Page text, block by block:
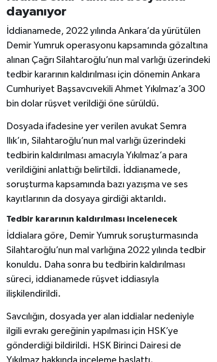
dayanıyor
İddianamede, 2022 yılında Ankara’da yürütülen
Demir Yumruk operasyonu kapsamında gözaltına
alınan Çağrı Silahtaroğlu’nun mal varlığı üzerindeki
tedbir kararının kaldırılması için dönemin Ankara
Cumhuriyet Başsavcıvekili Ahmet Yıkılmaz’a 300
bin dolar rüşvet verildiği öne sürüldü.
Dosyada ifadesine yer verilen avukat Semra
Ilık’ın, Silahtaroğlu’nun mal varlığı üzerindeki
tedbirin kaldırılması amacıyla Yıkılmaz’a para
verildiğini anlattığı belirtildi. İddianamede,
soruşturma kapsamında bazı yazışma ve ses
kayıtlarının da dosyaya girdiği aktarıldı.
Tedbir kararının kaldırılması incelenecek
İddialara göre, Demir Yumruk soruşturmasında
Silahtaroğlu’nun mal varlığına 2022 yılında tedbir
konuldu. Daha sonra bu tedbirin kaldırılması
süreci, iddianamede rüşvet iddiasıyla
ilişkilendirildi.
Savcılığın, dosyada yer alan iddialar nedeniyle
ilgili evrakı gereğinin yapılması için HSK’ye
gönderdiği bildirildi. HSK Birinci Dairesi de